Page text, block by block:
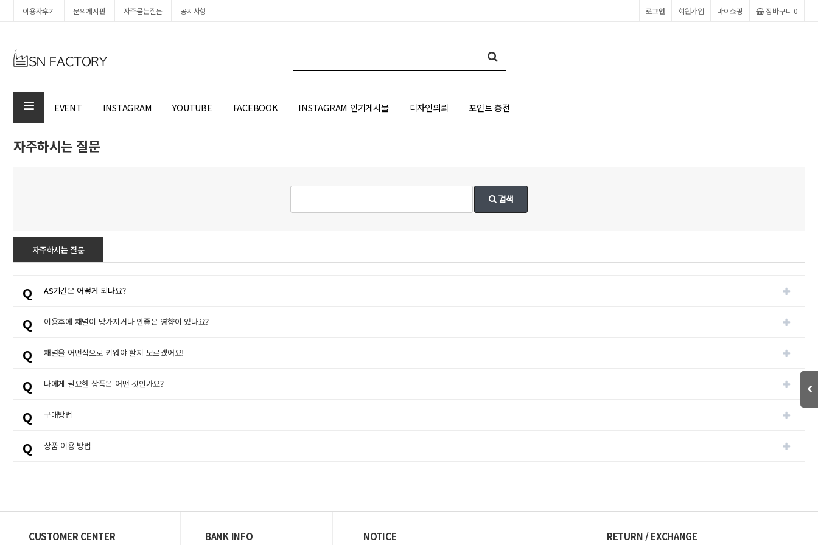
이용자후기 문의게시판 자주묻는질문 공지사항 장바구니 0
마이쇼핑
회원가입
로그인
EVENT INSTAGRAM YOUTUBE FACEBOOK INSTAGRAM 인기게시물 디자인의뢰 포인트 충전
자주하시는 질문
검색
자주하시는 질문
Q AS기간은 어떻게 되나요?
Q 이용후에 채널이 망가지거나 안좋은 영향이 있나요?
Q 채널을 어떤식으로 키워야 할지 모르겠어요!
Q 나에게 필요한 상품은 어떤 것인가요?
Q 구매방법
Q 상품 이용 방법
CUSTOMER CENTER BANK INFO NOTICE RETURN / EXCHANGE